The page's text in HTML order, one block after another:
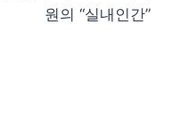
원의 “실내인간”